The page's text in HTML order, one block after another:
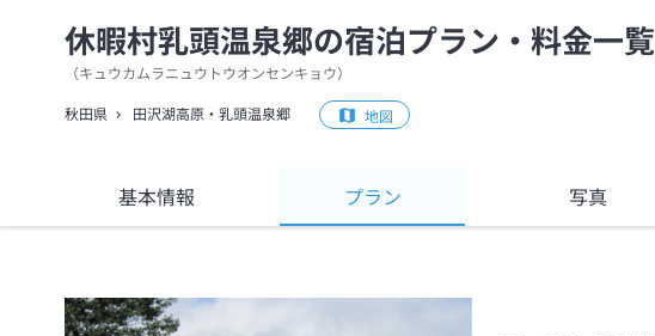
休暇村乳頭温泉郷の宿泊プラン・料金一覧
（キュウカムラニュウトウオンセンキョウ）
秋田県 田沢湖高原・乳頭温泉郷 地図
基本情報 プラン 写真